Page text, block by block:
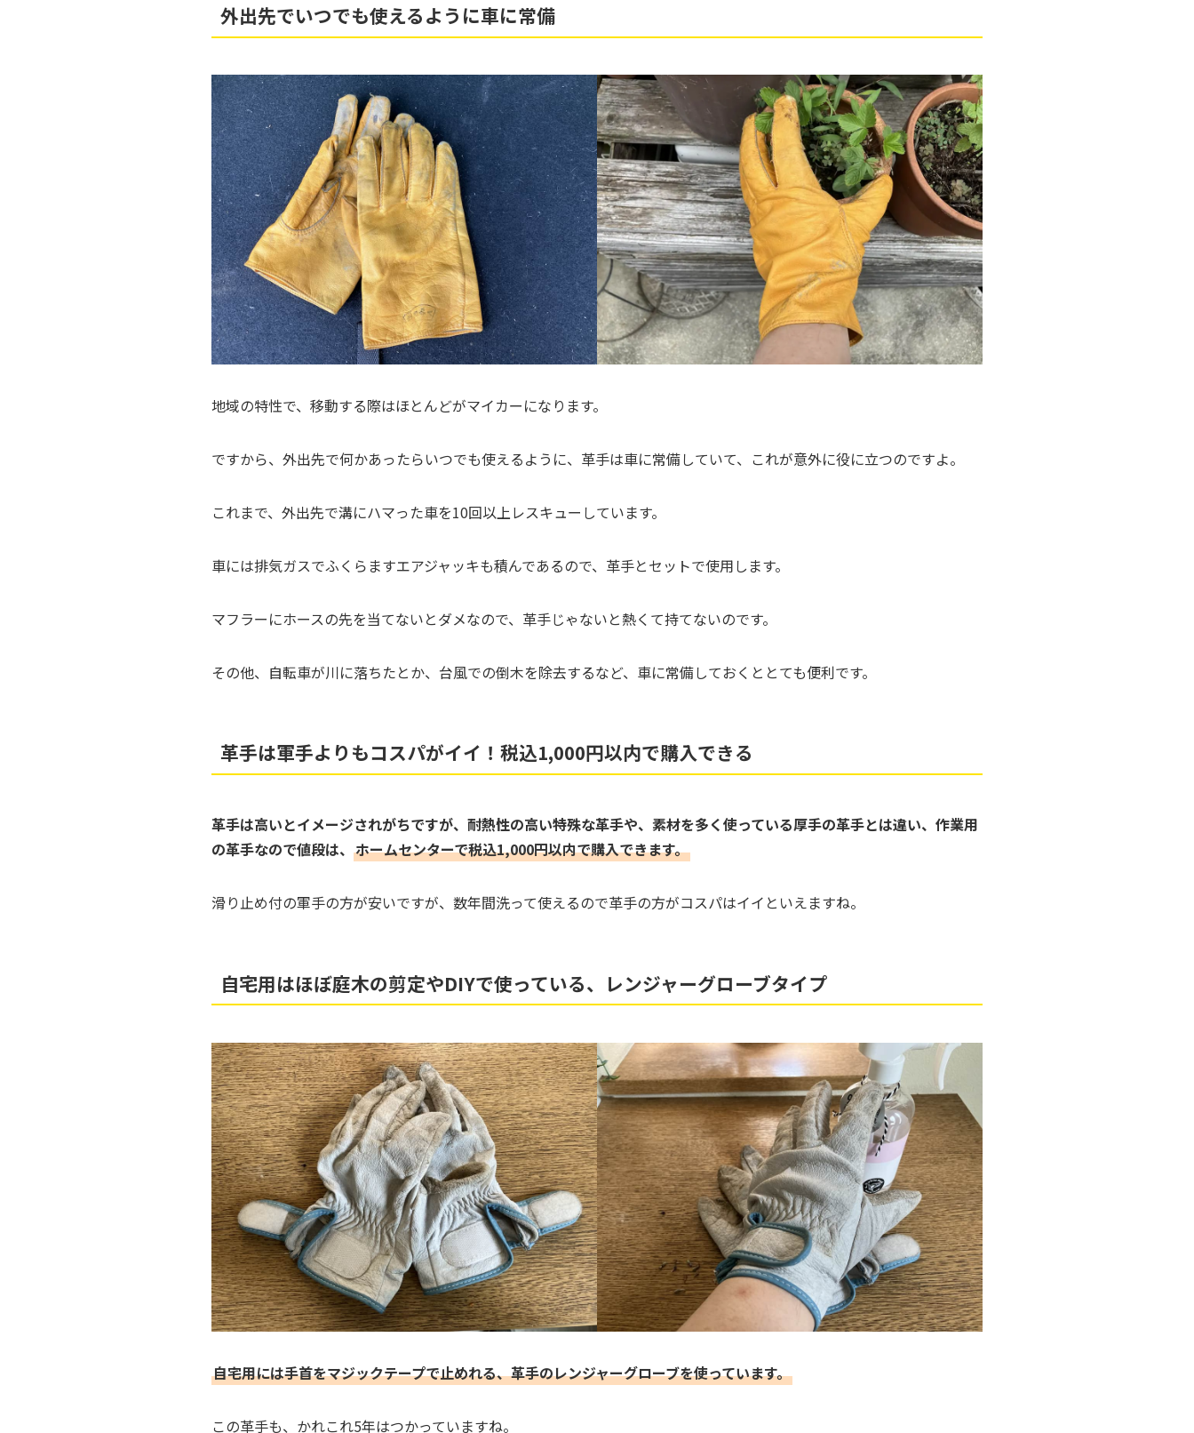
外出先でいつでも使えるように車に常備
地域の特性で、移動する際はほとんどがマイカーになります。
ですから、外出先で何かあったらいつでも使えるように、革手は車に常備していて、これが意外に役に立つのですよ。
これまで、外出先で溝にハマった車を10回以上レスキューしています。
車には排気ガスでふくらますエアジャッキも積んであるので、革手とセットで使用します。
マフラーにホースの先を当てないとダメなので、革手じゃないと熱くて持てないのです。
その他、自転車が川に落ちたとか、台風での倒木を除去するなど、車に常備しておくととても便利です。
革手は軍手よりもコスパがイイ！税込1,000円以内で購入できる
革手は高いとイメージされがちですが、耐熱性の高い特殊な革手や、素材を多く使っている厚手の革手とは違い、作業用
の革手なので値段は、 ホームセンターで税込1,000円以内で購入できます。
滑り止め付の軍手の方が安いですが、数年間洗って使えるので革手の方がコスパはイイといえますね。
自宅用はほぼ庭木の剪定やDIYで使っている、レンジャーグローブタイプ
自宅用には手首をマジックテープで止めれる、革手のレンジャーグローブを使っています。
この革手も、かれこれ5年はつかっていますね。